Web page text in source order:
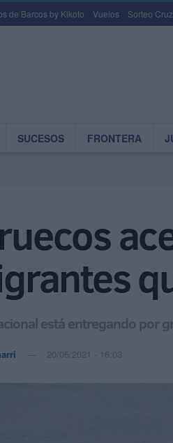
de Barcos by Kikoto Vuelos Sorteo
SUCESOS FRONTERA
está entregando por
20/05/2021 - 16:03